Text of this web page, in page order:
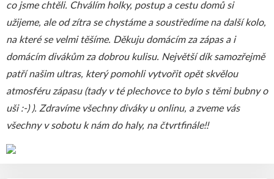
co jsme chtěli. Chválím holky, postup a cestu domů si
užijeme, ale od zítra se chystáme a soustředíme na další kolo,
na které se velmi těšíme. Děkuju domácím za zápas a i
domácím divákům za dobrou kulisu. Největší dík samozřejmě
patří našim ultras, který pomohli vytvořit opět skvělou
atmosféru zápasu (tady v té plechovce to bylo s těmi bubny o
uši :-) ). Zdravíme všechny diváky u onlinu, a zveme vás
všechny v sobotu k nám do haly, na čtvrtfinále!!